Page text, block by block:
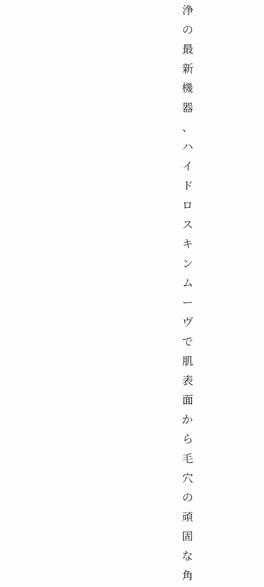
浄
の
最
新
機
器
、
ハ
イ
ド
ロ
ス
キ
ン
ム
ー
ヴ
で
肌
表
面
か
ら
毛
穴
の
頑
固
な
角